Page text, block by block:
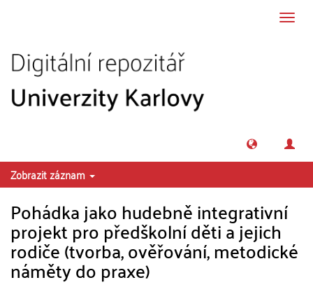
Zobrazit záznam
Pohádka jako hudebně integrativní
projekt pro předškolní děti a jejich
rodiče (tvorba, ověřování, metodické
náměty do praxe)